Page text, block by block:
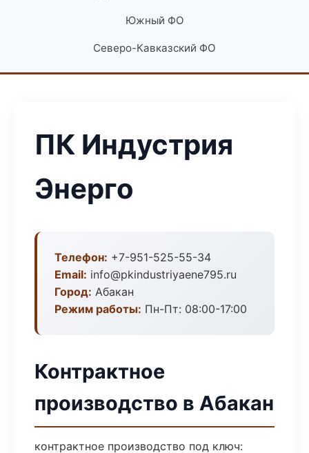
Южный ФО
Северо-Кавказский ФО
ПК Индустрия
Энерго
Телефон: +7-951-525-55-34
Email: info@pkindustriyaene795.ru
Город: Абакан
Режим работы: Пн-Пт: 08:00-17:00
Контрактное
производство в Абакан
контрактное производство под ключ: